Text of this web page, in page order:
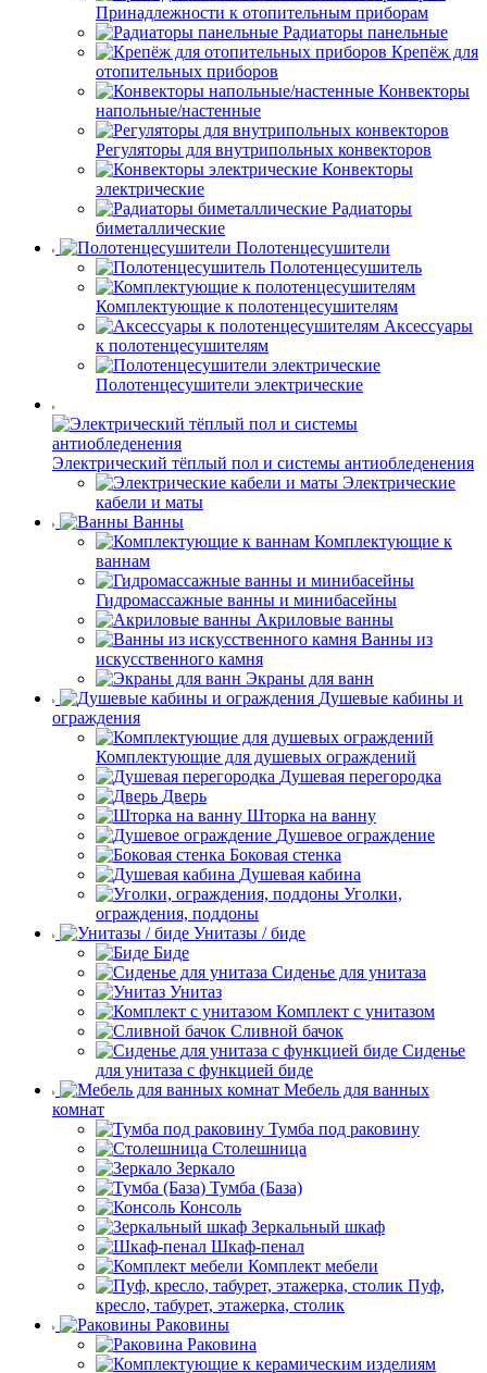
Принадлежности к отопительным приборам
Радиаторы панельные
Крепёж для
отопительных приборов
Конвекторы
напольные/настенные
Регуляторы для внутрипольных конвекторов
Конвекторы
электрические
Радиаторы
биметаллические
Полотенцесушители
Полотенцесушитель
Комплектующие к полотенцесушителям
Аксессуары
к полотенцесушителям
Полотенцесушители электрические
Электрический тёплый пол и системы антиобледенения
Электрические
кабели и маты
Ванны
Комплектующие к
ваннам
Гидромассажные ванны и минибасейны
Акриловые ванны
Ванны из
искусственного камня
Экраны для ванн
Душевые кабины и
ограждения
Комплектующие для душевых ограждений
Душевая перегородка
Дверь
Шторка на ванну
Душевое ограждение
Боковая стенка
Душевая кабина
Уголки,
ограждения, поддоны
Унитазы / биде
Биде
Сиденье для унитаза
Унитаз
Комплект с унитазом
Сливной бачок
Сиденье
для унитаза с функцией биде
Мебель для ванных
комнат
Тумба под раковину
Столешница
Зеркало
Тумба (База)
Консоль
Зеркальный шкаф
Шкаф-пенал
Комплект мебели
Пуф,
кресло, табурет, этажерка, столик
Раковины
Раковина